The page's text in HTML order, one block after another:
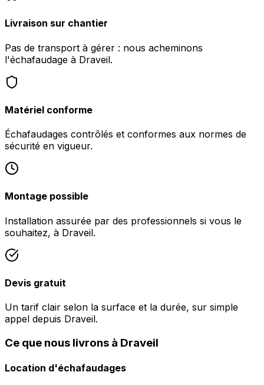
Livraison sur chantier
Pas de transport à gérer : nous acheminons
l'échafaudage à Draveil.
Matériel conforme
Échafaudages contrôlés et conformes aux normes de
sécurité en vigueur.
Montage possible
Installation assurée par des professionnels si vous le
souhaitez, à Draveil.
Devis gratuit
Un tarif clair selon la surface et la durée, sur simple
appel depuis Draveil.
Ce que nous livrons à Draveil
Location d'échafaudages